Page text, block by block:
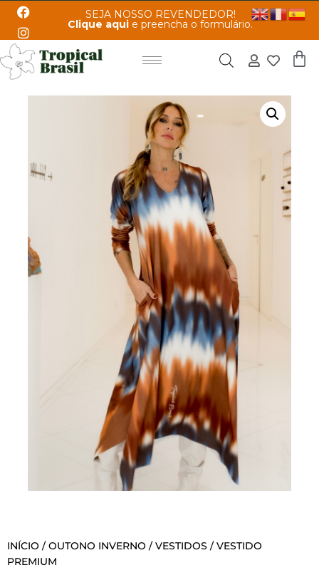
SEJA NOSSO REVENDEDOR!
Clique aqui e preencha o formulário.
INÍCIO /OUTONO INVERNO /VESTIDOS / VESTIDO
PREMIUM